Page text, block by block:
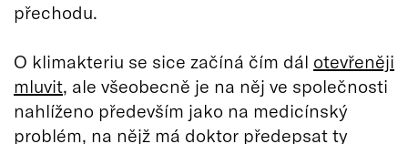
přechodu.
O klimakteriu se sice začíná čím dál otevřeněji
mluvit, ale všeobecně je na něj ve společnosti
nahlíženo především jako na medicínský
problém, na nějž má doktor předepsat ty